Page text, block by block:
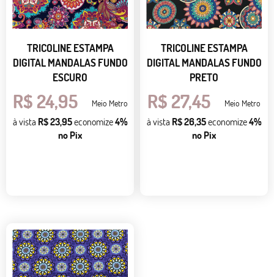
TRICOLINE ESTAMPA
DIGITAL MANDALAS FUNDO
ESCURO
R$ 24,95 Meio Metro
à vista R$ 23,95economize4%
no Pix
TRICOLINE ESTAMPA
DIGITAL MANDALAS FUNDO
PRETO
R$ 27,45 Meio Metro
à vista R$ 26,35economize4%
no Pix